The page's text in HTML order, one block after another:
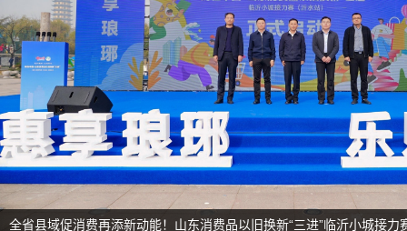
全省县域促消费再添新动能！山东消费品以旧换新“三进”临沂小城接力